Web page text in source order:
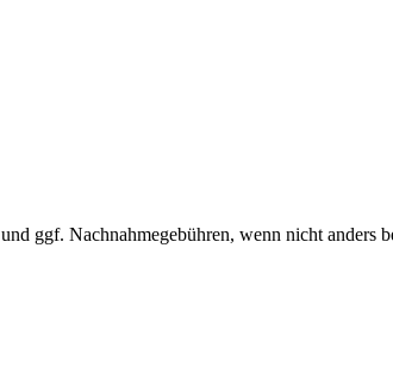
und ggf. Nachnahmegebühren, wenn nicht anders